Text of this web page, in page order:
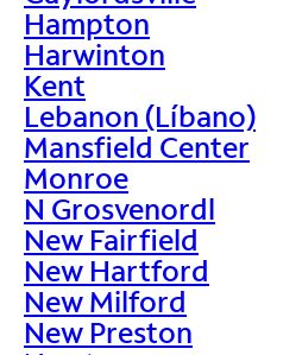
Hampton
Harwinton
Kent
Lebanon (Líbano)
Mansfield Center
Monroe
N Grosvenordl
New Fairfield
New Hartford
New Milford
New Preston